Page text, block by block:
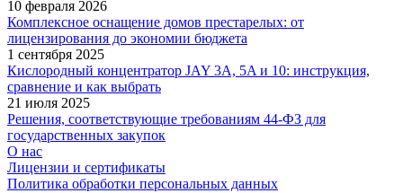
10 февраля 2026
Комплексное оснащение домов престарелых: от
лицензирования до экономии бюджета
1 сентября 2025
Кислородный концентратор JAY 3A, 5A и 10: инструкция,
сравнение и как выбрать
21 июля 2025
Решения, соответствующие требованиям 44-ФЗ для
государственных закупок
О нас
Лицензии и сертификаты
Политика обработки персональных данных